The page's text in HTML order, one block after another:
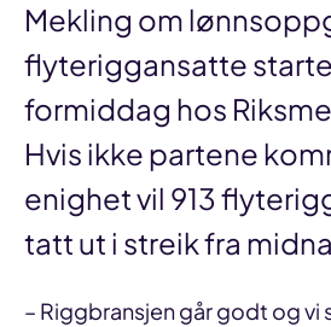
Mekling om
flyteriggansatte
formiddag hos
Hvis ikke partene
enighet vil 913
tatt ut i streik fra
– Riggbransjen går godt og vi